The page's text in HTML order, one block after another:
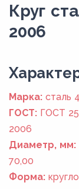
Круг
2006
Марка: сталь
ГОСТ: ГОСТ
2006
Диаметр, мм:
70,00
Форма: